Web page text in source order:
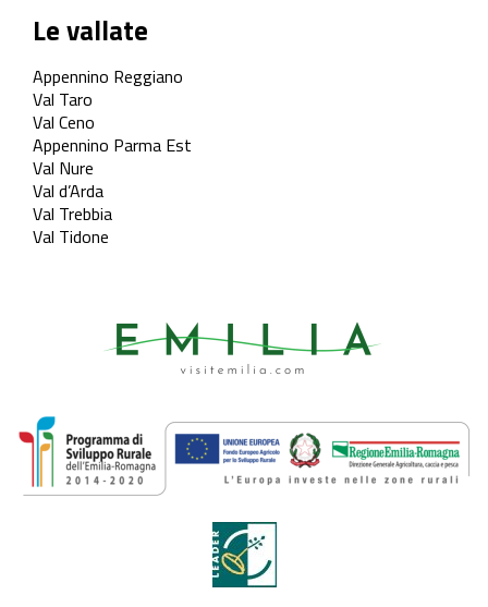
Le vallate
Appennino Reggiano
Val Taro
Val Ceno
Appennino Parma Est
Val Nure
Val d’Arda
Val Trebbia
Val Tidone